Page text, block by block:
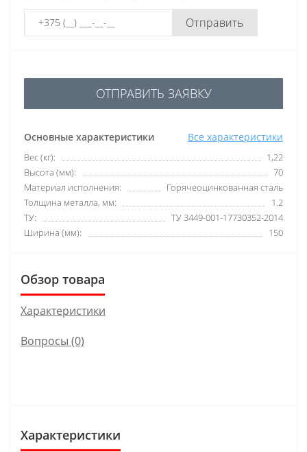
Отправить
Основные характеристики Все характеристики
Вес (кг):
1,22
Высота (мм):
70
Материал исполнения:
Горячеоцинкованная сталь
Толщина металла, мм:
1.2
ТУ:
ТУ 3449-001-17730352-2014
Ширина (мм):
150
ОТПРАВИТЬ ЗАЯВКУ
Обзор товара
Характеристики
Вопросы (0)
Характеристики